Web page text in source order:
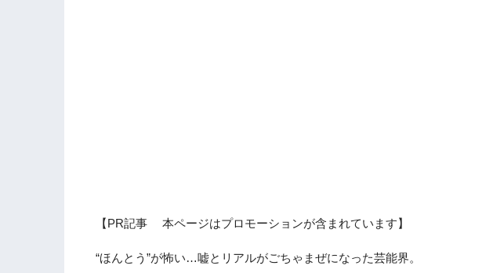
【PR記事 本ページはプロモーションが含まれています】
“ほんとう”が怖い…嘘とリアルがごちゃまぜになった芸能界。